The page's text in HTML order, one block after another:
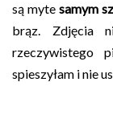
są myte samym
brąz. Zdjęcia
rzeczywistego
spieszyłam i nie